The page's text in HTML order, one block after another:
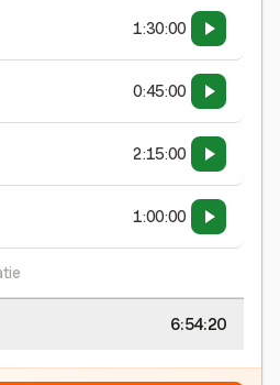
1:30:00
0:45:00
2:15:00
1:00:00
6:54:21